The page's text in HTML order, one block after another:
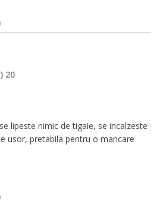
20
lipeste nimic de tigaie, se incalzeste
usor, pretabila pentru o mancare